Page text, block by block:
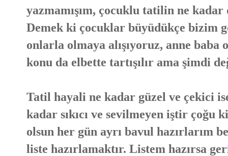
yazmamışım, çocuklu tatilin ne
Demek ki çocuklar büyüdükçe bizim
onlarla olmaya alışıyoruz, anne
konu da elbette tartışılır ama şimdi
Tatil hayali ne kadar güzel ve çekici
kadar sıkıcı ve sevilmeyen iştir
olsun her gün ayrı bavul hazırlarım
liste hazırlamaktır. Listem hazırsa